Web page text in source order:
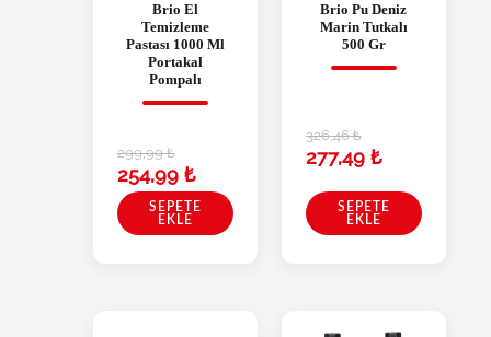
Brio El
Temizleme
Pastası 1000 Ml
Portakal
Pompalı
299,99₺
254,99 ₺
SEPETE
EKLE
Brio Pu Deniz
Marin Tutkalı
500 Gr
326,46₺
277,49 ₺
SEPETE
EKLE